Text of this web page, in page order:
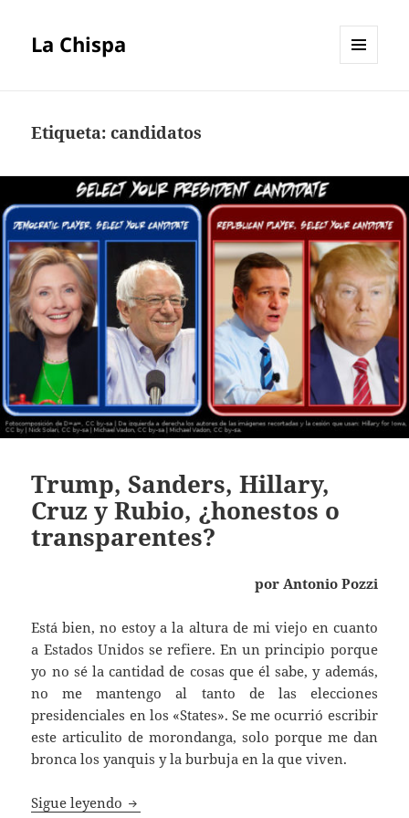
La Chispa
Etiqueta:candidatos
Trump, Sanders, Hillary,
Cruz y Rubio, ¿honestos o
transparentes?
por Antonio Pozzi
Está bien, no estoy a la altura de mi viejo en cuanto
a Estados Unidos se refiere. En un principio porque
yo no sé la cantidad de cosas que él sabe, y además,
no me mantengo al tanto de las elecciones
presidenciales en los «States». Se me ocurrió escribir
este articulito de morondanga, solo porque me dan
bronca los yanquis y la burbuja en la que viven.
Sigue leyendo Trump, Sanders, Hillary, Cruz y Rubio,